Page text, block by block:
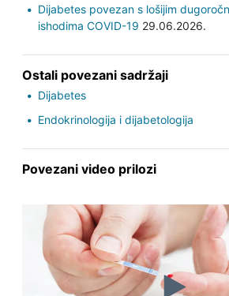
Dijabetes povezan s lošijim
ishodima COVID-19 29.06.2026.
Ostali povezani sadržaji
Dijabetes
Endokrinologija i dijabetologija
Povezani video prilozi